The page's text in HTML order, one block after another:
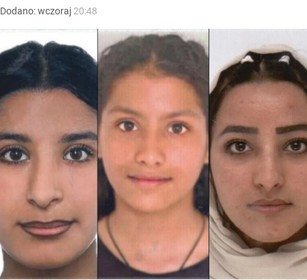
Dodano:wczoraj 20:48